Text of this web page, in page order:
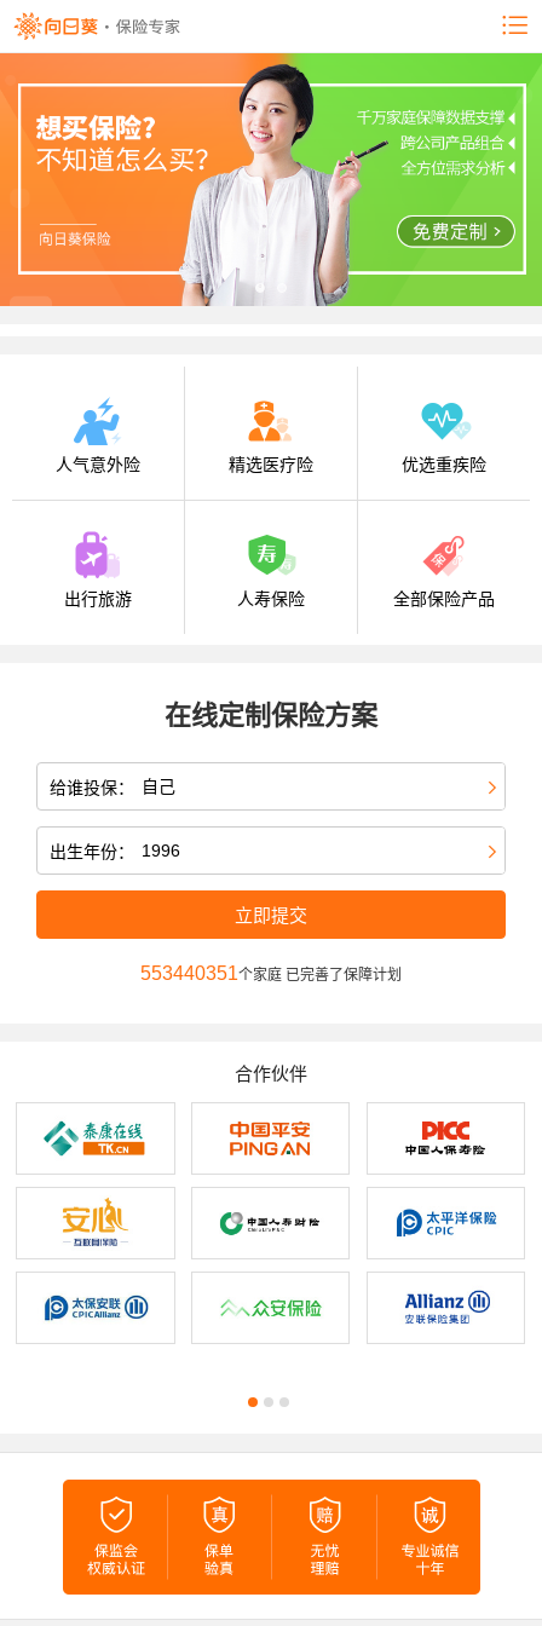
人气意外险 精选医疗险 优选重疾险
出行旅游 人寿保险 全部保险产品
在线定制保险方案
给谁投保：
出生年份：
立即提交
553440351个家庭 已完善了保障计划
合作伙伴